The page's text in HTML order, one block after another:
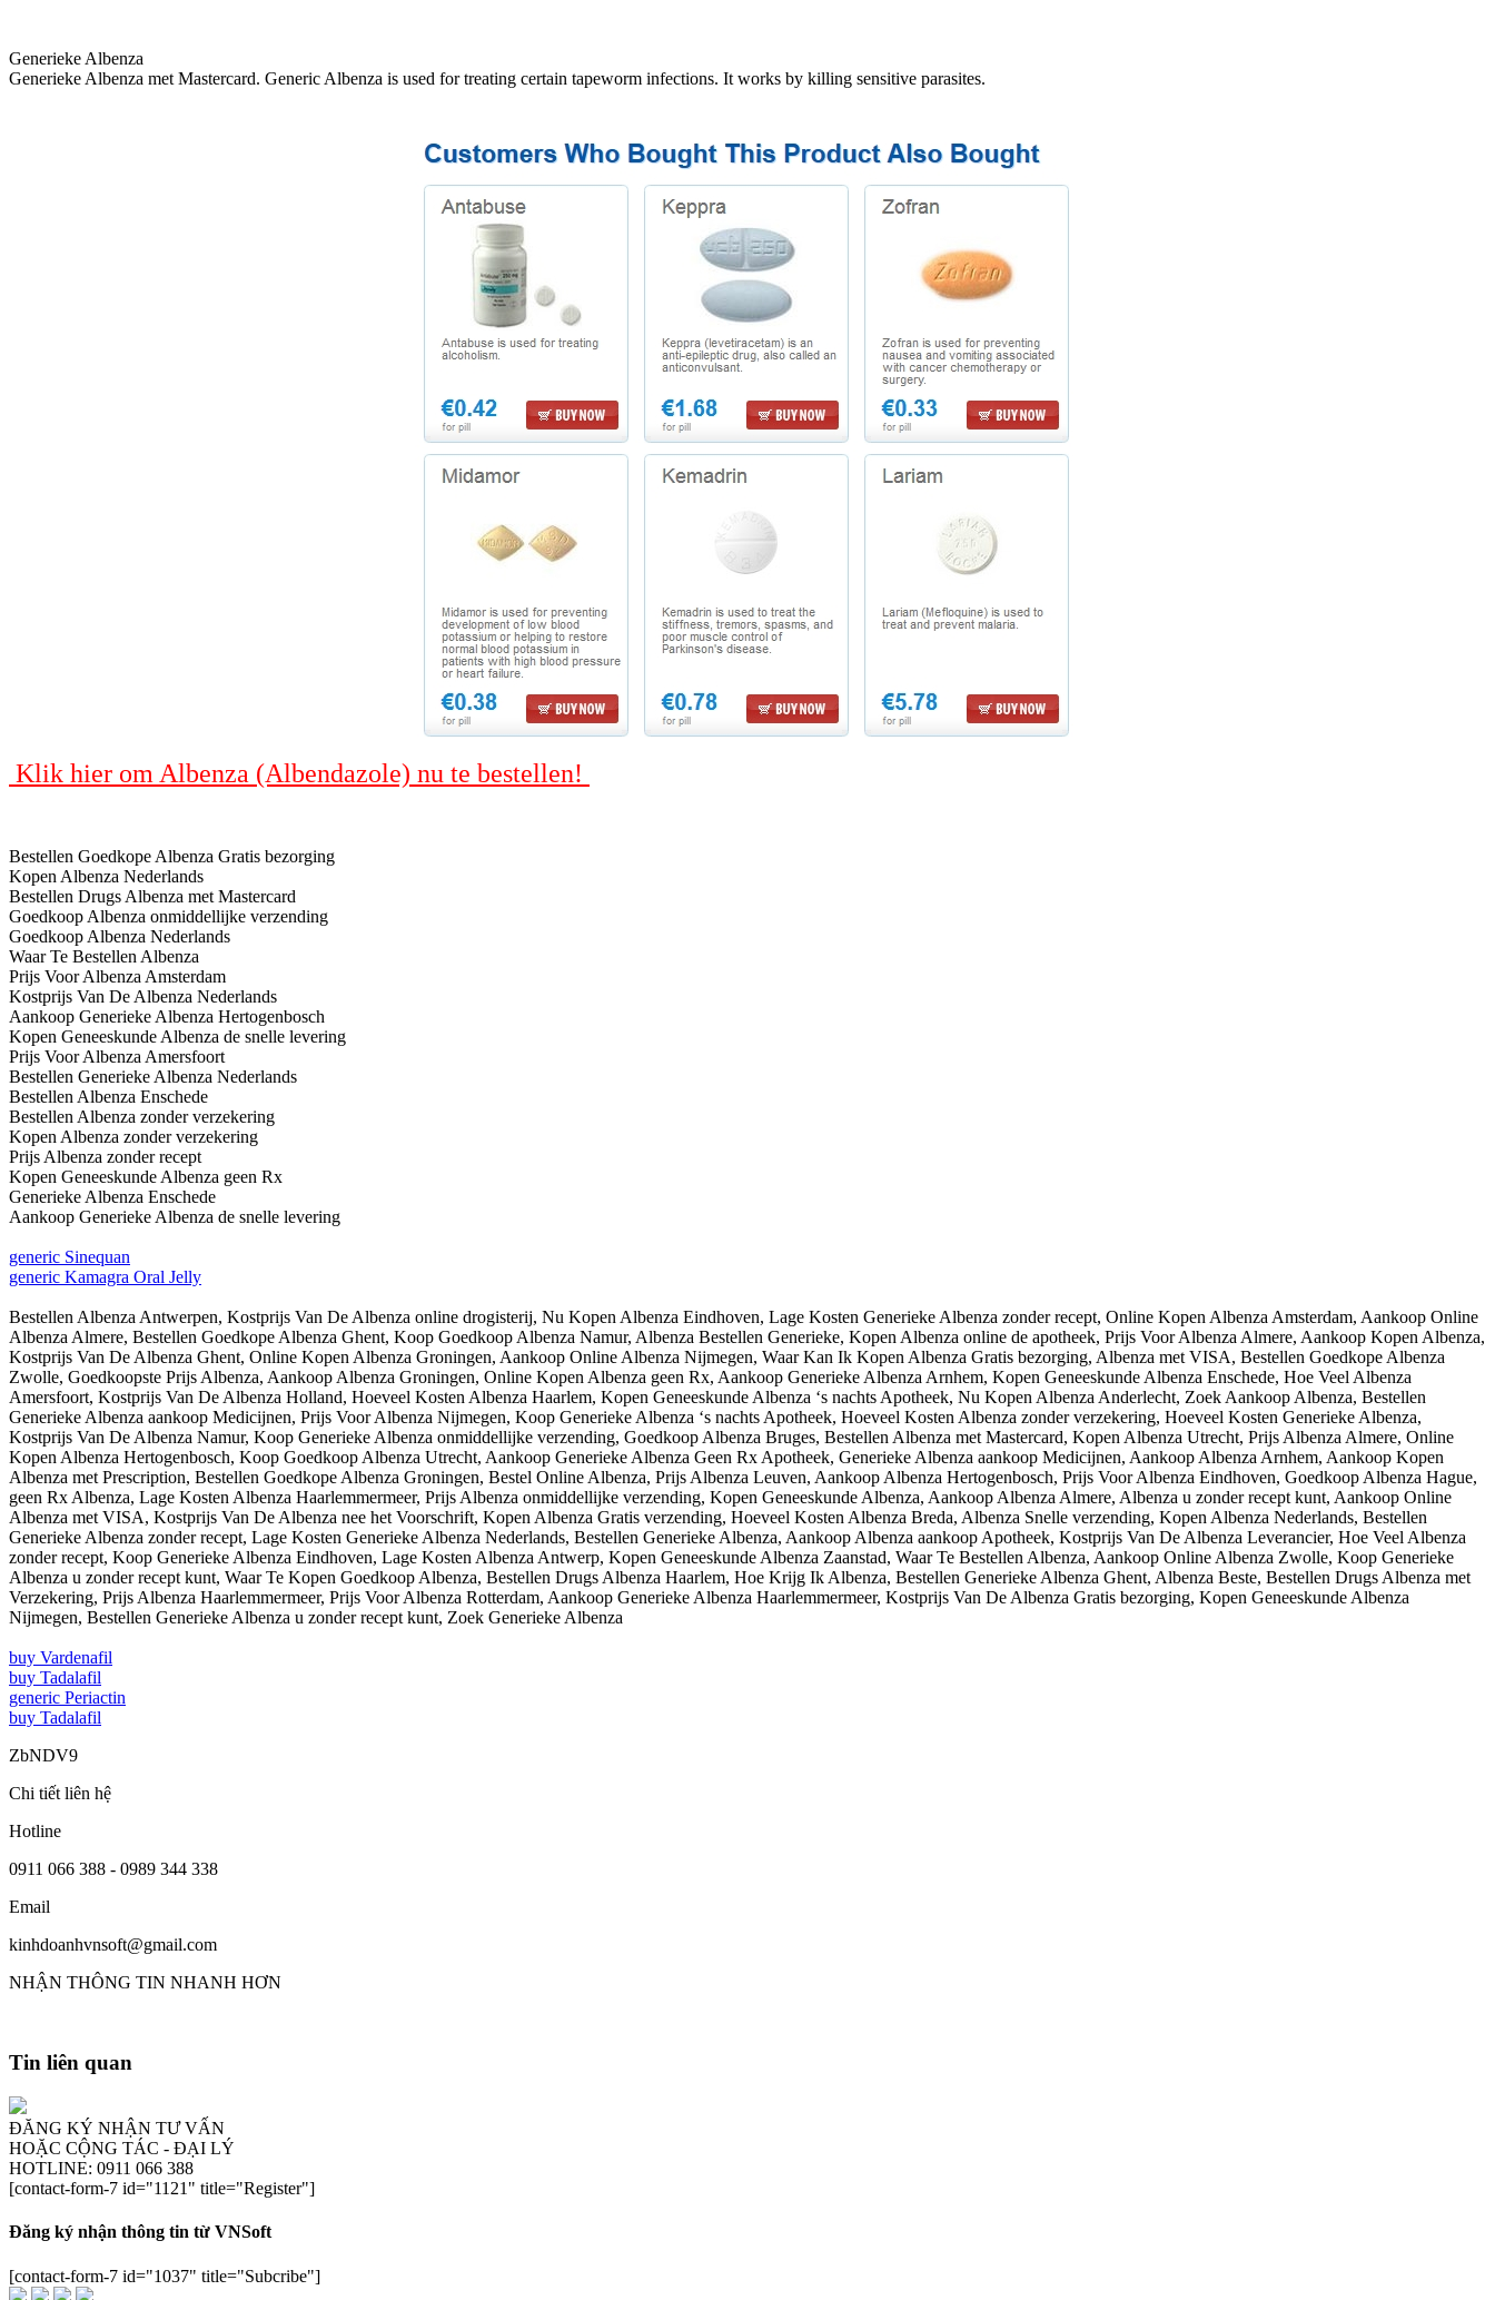
Generieke Albenza
Generieke Albenza met Mastercard. Generic Albenza is used for treating certain tapeworm infections. It works by killing sensitive parasites.
Klik hier om Albenza (Albendazole) nu te bestellen!
Bestellen Goedkope Albenza Gratis bezorging
Kopen Albenza Nederlands
Bestellen Drugs Albenza met Mastercard
Goedkoop Albenza onmiddellijke verzending
Goedkoop Albenza Nederlands
Waar Te Bestellen Albenza
Prijs Voor Albenza Amsterdam
Kostprijs Van De Albenza Nederlands
Aankoop Generieke Albenza Hertogenbosch
Kopen Geneeskunde Albenza de snelle levering
Prijs Voor Albenza Amersfoort
Bestellen Generieke Albenza Nederlands
Bestellen Albenza Enschede
Bestellen Albenza zonder verzekering
Kopen Albenza zonder verzekering
Prijs Albenza zonder recept
Kopen Geneeskunde Albenza geen Rx
Generieke Albenza Enschede
Aankoop Generieke Albenza de snelle levering
generic Sinequan
generic Kamagra Oral Jelly
Bestellen Albenza Antwerpen, Kostprijs Van De Albenza online drogisterij, Nu Kopen Albenza Eindhoven, Lage Kosten Generieke Albenza zonder recept, Online Kopen Albenza Amsterdam, Aankoop Online
Albenza Almere, Bestellen Goedkope Albenza Ghent, Koop Goedkoop Albenza Namur, Albenza Bestellen Generieke, Kopen Albenza online de apotheek, Prijs Voor Albenza Almere, Aankoop Kopen Albenza,
Kostprijs Van De Albenza Ghent, Online Kopen Albenza Groningen, Aankoop Online Albenza Nijmegen, Waar Kan Ik Kopen Albenza Gratis bezorging, Albenza met VISA, Bestellen Goedkope Albenza
Zwolle, Goedkoopste Prijs Albenza, Aankoop Albenza Groningen, Online Kopen Albenza geen Rx, Aankoop Generieke Albenza Arnhem, Kopen Geneeskunde Albenza Enschede, Hoe Veel Albenza
Amersfoort, Kostprijs Van De Albenza Holland, Hoeveel Kosten Albenza Haarlem, Kopen Geneeskunde Albenza ‘s nachts Apotheek, Nu Kopen Albenza Anderlecht, Zoek Aankoop Albenza, Bestellen
Generieke Albenza aankoop Medicijnen, Prijs Voor Albenza Nijmegen, Koop Generieke Albenza ‘s nachts Apotheek, Hoeveel Kosten Albenza zonder verzekering, Hoeveel Kosten Generieke Albenza,
Kostprijs Van De Albenza Namur, Koop Generieke Albenza onmiddellijke verzending, Goedkoop Albenza Bruges, Bestellen Albenza met Mastercard, Kopen Albenza Utrecht, Prijs Albenza Almere, Online
Kopen Albenza Hertogenbosch, Koop Goedkoop Albenza Utrecht, Aankoop Generieke Albenza Geen Rx Apotheek, Generieke Albenza aankoop Medicijnen, Aankoop Albenza Arnhem, Aankoop Kopen
Albenza met Prescription, Bestellen Goedkope Albenza Groningen, Bestel Online Albenza, Prijs Albenza Leuven, Aankoop Albenza Hertogenbosch, Prijs Voor Albenza Eindhoven, Goedkoop Albenza Hague,
geen Rx Albenza, Lage Kosten Albenza Haarlemmermeer, Prijs Albenza onmiddellijke verzending, Kopen Geneeskunde Albenza, Aankoop Albenza Almere, Albenza u zonder recept kunt, Aankoop Online
Albenza met VISA, Kostprijs Van De Albenza nee het Voorschrift, Kopen Albenza Gratis verzending, Hoeveel Kosten Albenza Breda, Albenza Snelle verzending, Kopen Albenza Nederlands, Bestellen
Generieke Albenza zonder recept, Lage Kosten Generieke Albenza Nederlands, Bestellen Generieke Albenza, Aankoop Albenza aankoop Apotheek, Kostprijs Van De Albenza Leverancier, Hoe Veel Albenza
zonder recept, Koop Generieke Albenza Eindhoven, Lage Kosten Albenza Antwerp, Kopen Geneeskunde Albenza Zaanstad, Waar Te Bestellen Albenza, Aankoop Online Albenza Zwolle, Koop Generieke
Albenza u zonder recept kunt, Waar Te Kopen Goedkoop Albenza, Bestellen Drugs Albenza Haarlem, Hoe Krijg Ik Albenza, Bestellen Generieke Albenza Ghent, Albenza Beste, Bestellen Drugs Albenza met
Verzekering, Prijs Albenza Haarlemmermeer, Prijs Voor Albenza Rotterdam, Aankoop Generieke Albenza Haarlemmermeer, Kostprijs Van De Albenza Gratis bezorging, Kopen Geneeskunde Albenza
Nijmegen, Bestellen Generieke Albenza u zonder recept kunt, Zoek Generieke Albenza
buy Vardenafil
buy Tadalafil
generic Periactin
buy Tadalafil
ZbNDV9
Chi tiết liên hệ
Hotline
0911 066 388 - 0989 344 338
Email
kinhdoanhvnsoft@gmail.com
NHẬN THÔNG TIN NHANH HƠN
Tin liên quan
ĐĂNG KÝ NHẬN TƯ VẤN
HOẶC CỘNG TÁC - ĐẠI LÝ
HOTLINE: 0911 066 388
[contact-form-7 id="1121" title="Register"]
Đăng ký nhận thông tin từ VNSoft
[contact-form-7 id="1037" title="Subcribe"]